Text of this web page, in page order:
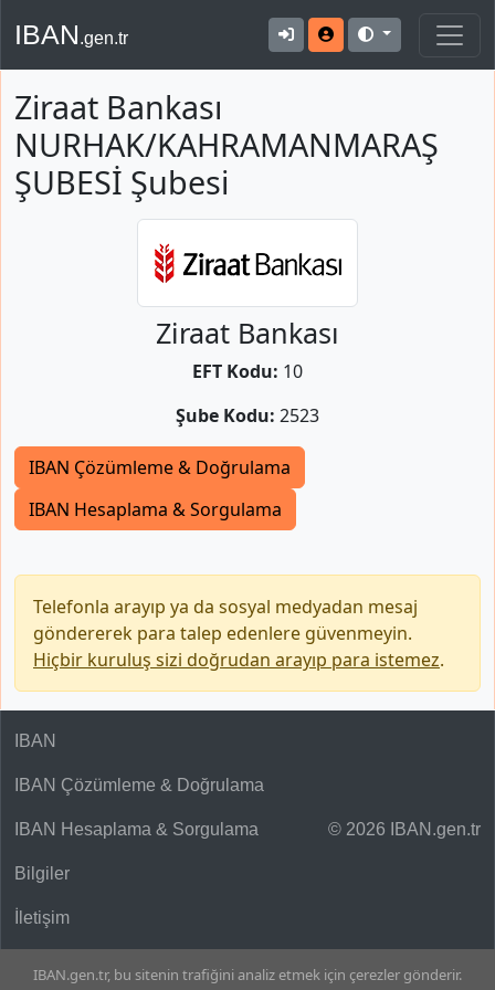
IBAN.gen.tr
Ziraat Bankası
NURHAK/KAHRAMANMARAŞ
ŞUBESİ Şubesi
Ziraat Bankası
EFT Kodu: 10
Şube Kodu: 2523
IBAN Çözümleme & Doğrulama
IBAN Hesaplama & Sorgulama
Telefonla arayıp ya da sosyal medyadan mesaj
göndererek para talep edenlere güvenmeyin.
Hiçbir kuruluş sizi doğrudan arayıp para istemez.
© 2026 IBAN.gen.tr
IBAN
IBAN Çözümleme & Doğrulama
IBAN Hesaplama & Sorgulama
Bilgiler
İletişim
IBAN.gen.tr, bu sitenin trafiğini analiz etmek için çerezler gönderir.